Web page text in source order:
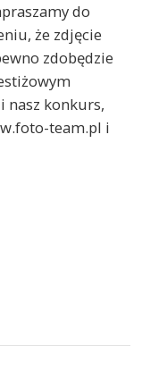
do
że zdjęcie
zdobędzie
nasz konkurs,
team.pl i